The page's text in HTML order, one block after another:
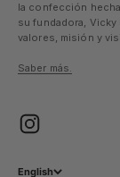
la confección
su fundadora,
valores, misión y
Saber más.
English